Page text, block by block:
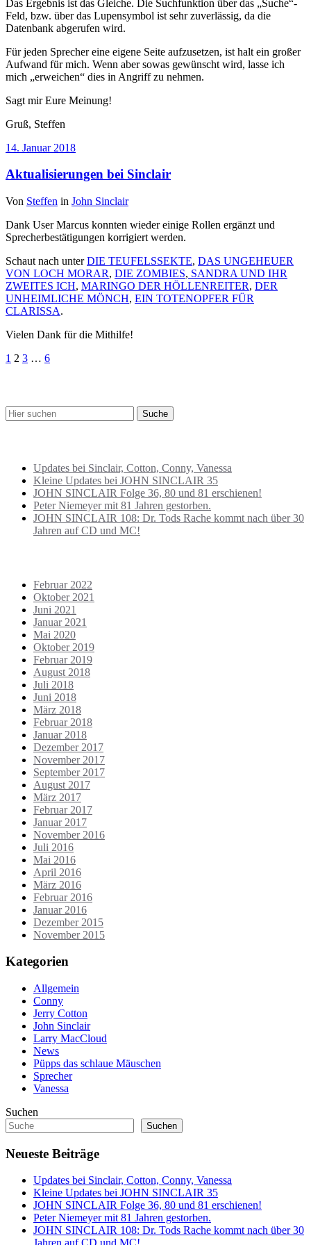
Das Ergebnis ist das Gleiche. Die Suchfunktion über das „Suche“-
Feld, bzw. über das Lupensymbol ist sehr zuverlässig, da die
Datenbank abgerufen wird.
Für jeden Sprecher eine eigene Seite aufzusetzen, ist halt ein großer
Aufwand für mich. Wenn aber sowas gewünscht wird, lasse ich
mich „erweichen“ dies in Angriff zu nehmen.
Sagt mir Eure Meinung!
Gruß, Steffen
14. Januar 2018
Aktualisierungen bei Sinclair
Von Steffen in John Sinclair
Dank User Marcus konnten wieder einige Rollen ergänzt und
Sprecherbestätigungen korrigiert werden.
Schaut nach unterDIE TEUFELSSEKTE, DAS UNGEHEUER
VON LOCH MORAR, DIE ZOMBIES, SANDRA UND IHR
ZWEITES ICH, MARINGO DER HÖLLENREITER, DER
UNHEIMLICHE MÖNCH, EIN TOTENOPFER FÜR
CLARISSA.
Vielen Dank für die Mithilfe!
Seitennummerierung
1 2 3 … 6
Updates bei Sinclair, Cotton, Conny, Vanessa
Kleine Updates bei JOHN SINCLAIR 35
JOHN SINCLAIR Folge 36, 80 und 81 erschienen!
Peter Niemeyer mit 81 Jahren gestorben.
JOHN SINCLAIR 108: Dr. Tods Rache kommt nach über 30
Jahren auf CD und MC!
Februar 2022
Oktober 2021
Juni 2021
Januar 2021
Mai 2020
Oktober 2019
Februar 2019
August 2018
Juli 2018
Juni 2018
März 2018
Februar 2018
Januar 2018
Dezember 2017
November 2017
September 2017
August 2017
März 2017
Februar 2017
Januar 2017
November 2016
Juli 2016
Mai 2016
April 2016
März 2016
Februar 2016
Januar 2016
Dezember 2015
November 2015
Kategorien
Allgemein
Conny
Jerry Cotton
John Sinclair
Larry MacCloud
News
Püpps das schlaue Mäuschen
Sprecher
Vanessa
Suchen
Suchen
Neueste Beiträge
Updates bei Sinclair, Cotton, Conny, Vanessa
Kleine Updates bei JOHN SINCLAIR 35
JOHN SINCLAIR Folge 36, 80 und 81 erschienen!
Peter Niemeyer mit 81 Jahren gestorben.
JOHN SINCLAIR 108: Dr. Tods Rache kommt nach über 30